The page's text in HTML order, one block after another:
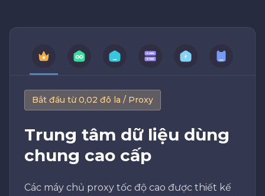
Bắt đầu từ 0,02 đô la / Proxy
Trung tâm dữ liệu dùng
chung cao cấp
Các máy chủ proxy tốc độ cao được thiết kế